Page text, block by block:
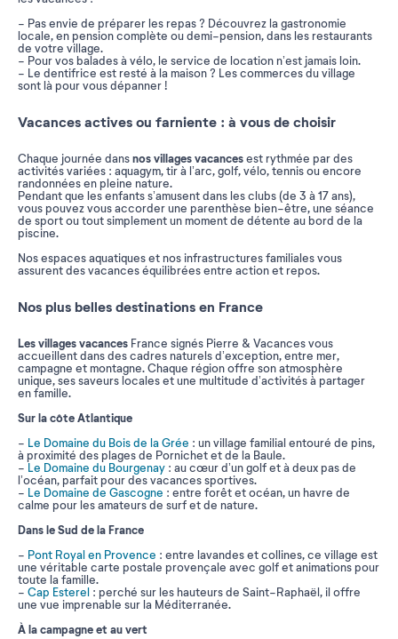
- Pas envie de préparer les repas ? Découvrez la gastronomie
locale, en pension complète ou demi-pension, dans les restaurants
de votre village.
- Pour vos balades à vélo, le service de location n’est jamais loin.
- Le dentifrice est resté à la maison ? Les commerces du village
sont là pour vous dépanner !
Vacances actives ou farniente : à vous de choisir
Chaque journée dansnos villages vacancesest rythmée par des
activités variées : aquagym, tir à l’arc, golf, vélo, tennis ou encore
randonnées en pleine nature.
Pendant que les enfants s’amusent dans les clubs (de 3 à 17 ans),
vous pouvez vous accorder une parenthèse bien-être, une séance
de sport ou tout simplement un moment de détente au bord de la
piscine.
Nos espaces aquatiques et nos infrastructures familiales vous
assurent des vacances équilibrées entre action et repos.
Nos plus belles destinations en France
Les villages vacances France signés Pierre & Vacances vous
accueillent dans des cadres naturels d’exception, entre mer,
campagne et montagne. Chaque région offre son atmosphère
unique, ses saveurs locales et une multitude d’activités à partager
en famille.
Sur la côte Atlantique
- Le Domaine du Bois de la Grée : un village familial entouré de pins,
à proximité des plages de Pornichet et de la Baule.
- Le Domaine du Bourgenay : au cœur d’un golf et à deux pas de
l’océan, parfait pour des vacances sportives.
- Le Domaine de Gascogne : entre forêt et océan, un havre de
calme pour les amateurs de surf et de nature.
Dans le Sud de la France
- Pont Royal en Provence : entre lavandes et collines, ce village est
une véritable carte postale provençale avec golf et animations pour
toute la famille.
- Cap Esterel : perché sur les hauteurs de Saint-Raphaël, il offre
une vue imprenable sur la Méditerranée.
À la campagne et au vert